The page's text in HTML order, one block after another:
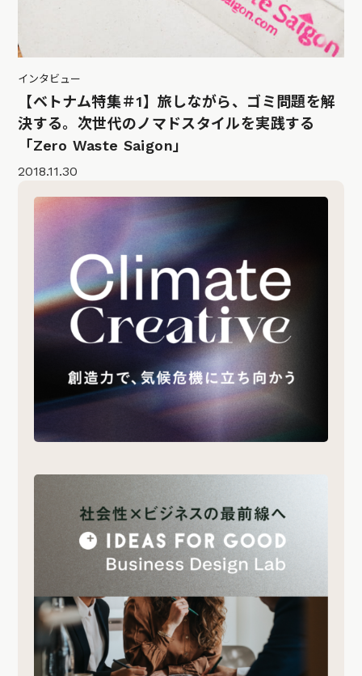
インタビュー
【ベトナム特集＃1】旅しながら、ゴミ問題を解
決する。次世代のノマドスタイルを実践する
「Zero Waste Saigon」
2018.11.30